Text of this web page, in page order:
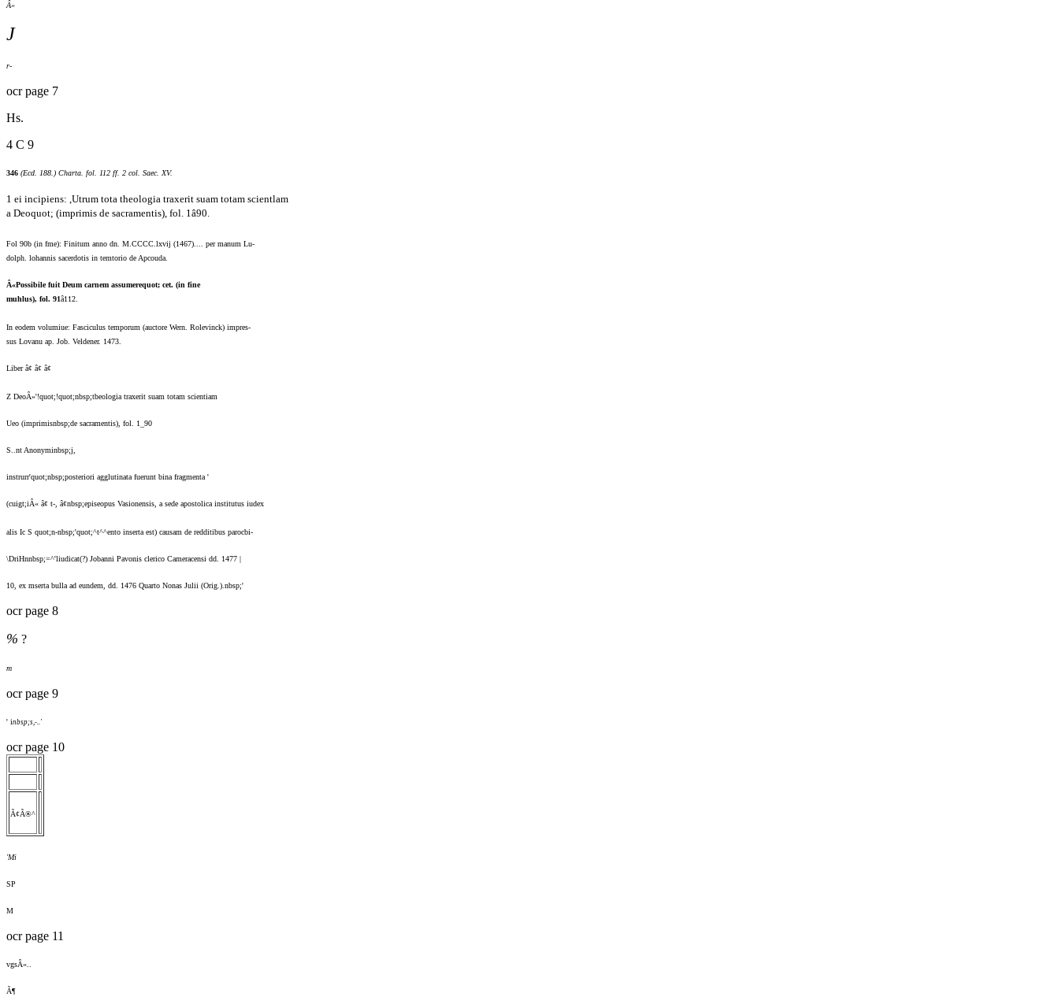
Â»
J
r-
ocr page 7
Hs.
4 C 9
346 (Ecd. 188.) Charta. fol. 112 ff. 2 col. Saec. XV.
1 ei incipiens: ,Utrum tota theologia traxerit suam totam scientlam
a Deoquot; (imprimis de sacramentis), fol. 1â90.
Fol 90b (in fme): Finitum anno dn. M.CCCC.lxvij (1467).... per manum Lu-
dolph. lohannis sacerdotis in temtorio de Apcouda.
Â«Possibile fuit Deum carnem assumerequot; cet. (in fine
muhlus), fol. 91â112.
In eodem volumiue: Fasciculus temporum (auctore Wern. Rolevinck) impres-
sus Lovanu ap. Job. Veldener. 1473.
Liber â¢ â¢ â¢
Z DeoÂ»'!quot;!quot;nbsp;tbeologia traxerit suam totam scientiam
Ueo (imprimisnbsp;de sacramentis), fol. 1_90
S..nt Anonyminbsp;j,
instrurr'quot;nbsp;posteriori agglutinata fuerunt bina fragmenta '
(cuigt;iÂ« â¢ t-, â¢nbsp;episeopus Vasionensis, a sede apostolica institutus iudex
alis Ic S quot;n-nbsp;'quot;^t^^ento inserta est) causam de redditibus parocbi-
\DriHnnbsp;=^'liudicat(?) Jobanni Pavonis clerico Cameracensi dd. 1477 |
10, ex mserta bulla ad eundem, dd. 1476 Quarto Nonas Julii (Orig.).nbsp;'
ocr page 8
% ?
m
ocr page 9
' inbsp;s,-..'
ocr page 10
Ã¢Ã®^
'Mi
SP
M
ocr page 11
vgsÂ«..
Ã¶